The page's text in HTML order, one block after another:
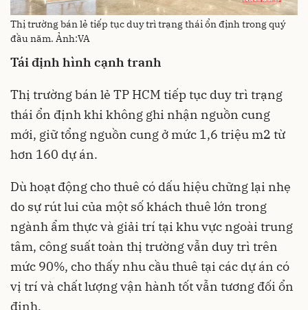
Thị trường bán lẻ tiếp tục duy trì trạng thái ổn định trong quý
đầu năm. Ảnh:VA
Tái định hình cạnh tranh
Thị trường bán lẻ TP HCM tiếp tục duy trì trạng
thái ổn định khi không ghi nhận nguồn cung
mới, giữ tổng nguồn cung ở mức 1,6 triệu m2 từ
hơn 160 dự án.
Dù hoạt động cho thuê có dấu hiệu chững lại nhẹ
do sự rút lui của một số khách thuê lớn trong
ngành ẩm thực và giải trí tại khu vực ngoài trung
tâm, công suất toàn thị trường vẫn duy trì trên
mức 90%, cho thấy nhu cầu thuê tại các dự án có
vị trí và chất lượng vận hành tốt vẫn tương đối ổn
định.